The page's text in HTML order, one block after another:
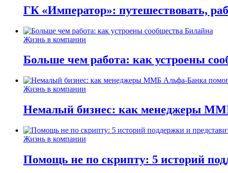
ГК «Император»: путешествовать,
Жизнь в компании
Больше чем работа: как устроены
Жизнь в компании
Немалый бизнес: как менеджеры
Жизнь в компании
Помощь не по скрипту: 5 историй